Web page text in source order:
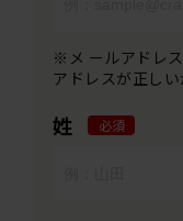
※メ ールアドレ
アドレスが正しい
姓 必須